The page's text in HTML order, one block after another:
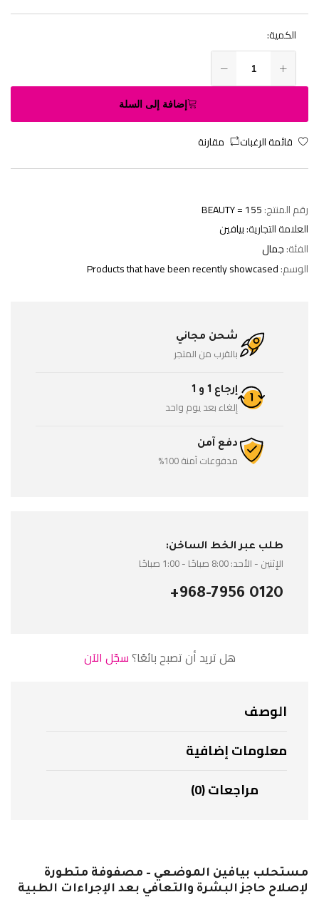
الكمية:
إضافة إلى السلة
قائمة الرغبات مقارنة
رقم المنتج:BEAUTY = 155
العلامة التجارية:بيافين
الفئة:جمال
الوسم:Products that have been recently showcased
شحن مجاني
بالقرب من المتجر
إرجاع 1 و 1
إلغاء بعد يوم واحد
دفع آمن
مدفوعات آمنة 100%
طلب عبر الخط الساخن:
الإثنين - الأحد: 8:00 صباحًا - 1:00 صباحًا
+968-7956 0120
هل تريد أن تصبح بائعًا؟سجّل الآن
الوصف
معلومات إضافية
مراجعات (0)
مستحلب بيافين الموضعي – مصفوفة متطورة
لإصلاح حاجز البشرة والتعافي بعد الإجراءات الطبية